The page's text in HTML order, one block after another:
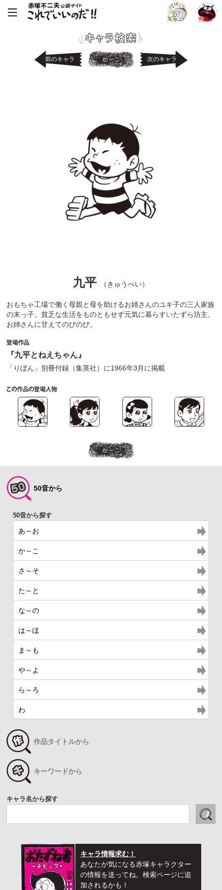
前のキャラ か～こ 次のキャラ
九平 （きゅうべい）
おもちゃ工場で働く母親と母を助けるお姉さんのユキ子の三人家族
の末っ子。貧乏な生活をものともせず元気に暮らすいたずら坊主。
お姉さんに甘えてのびのび。
『九平とねえちゃん』
「りぼん」別冊付録（集英社）に1966年3月に掲載
か～こ
50音から
あ～お
か～こ
さ～そ
た～と
な～の
は～ほ
ま～も
や～よ
ら～ろ
わ
作品タイトルから
キーワードから
キャラ名から探す
キャラ情報求む！
あなたが気になる赤塚キャラクター
の情報を送ってね。検索ページに追
加されるかも！